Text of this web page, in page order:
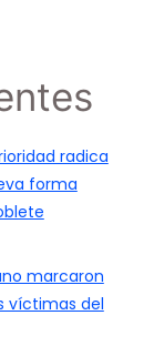
radica
forma
marcaron
víctimas del